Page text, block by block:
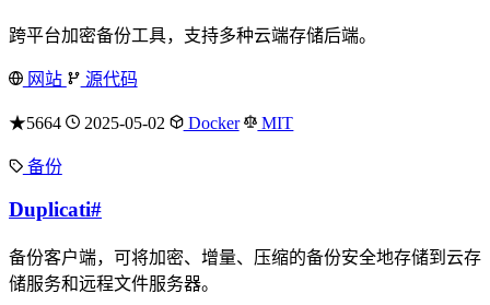
跨平台加密备份工具，支持多种云端存储后端。
网站 源代码
★5664 2025-05-02 Docker MIT
备份
Duplicati#
备份客户端，可将加密、增量、压缩的备份安全地存储到云存
储服务和远程文件服务器。